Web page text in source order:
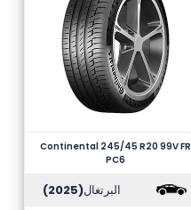
Continental 245/45 R20 99V FR
PC6
البرتغال(2025)